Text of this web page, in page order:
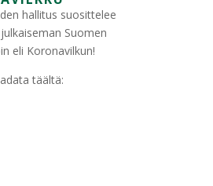
hallitus suosittelee
Suomen
eli Koronavilkun!
täältä: